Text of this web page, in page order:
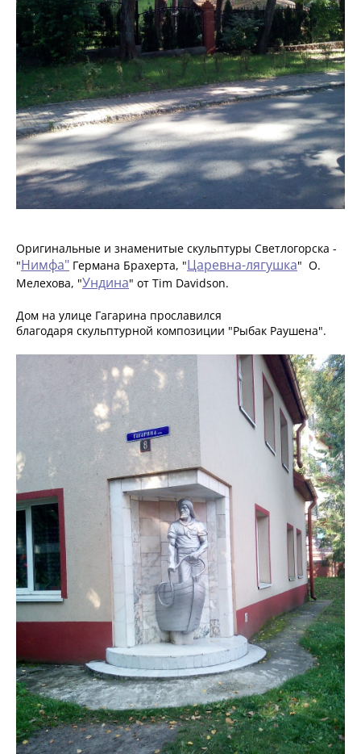
Оригинальные и знаменитые скульптуры Светлогорска -
"Нимфа" Германа Брахерта, "Царевна-лягушка" О.
Мелехова, "Ундина" от Tim Davidson.
Дом на улице Гагарина прославился
благодаря скульптурной композиции "Рыбак Раушена".